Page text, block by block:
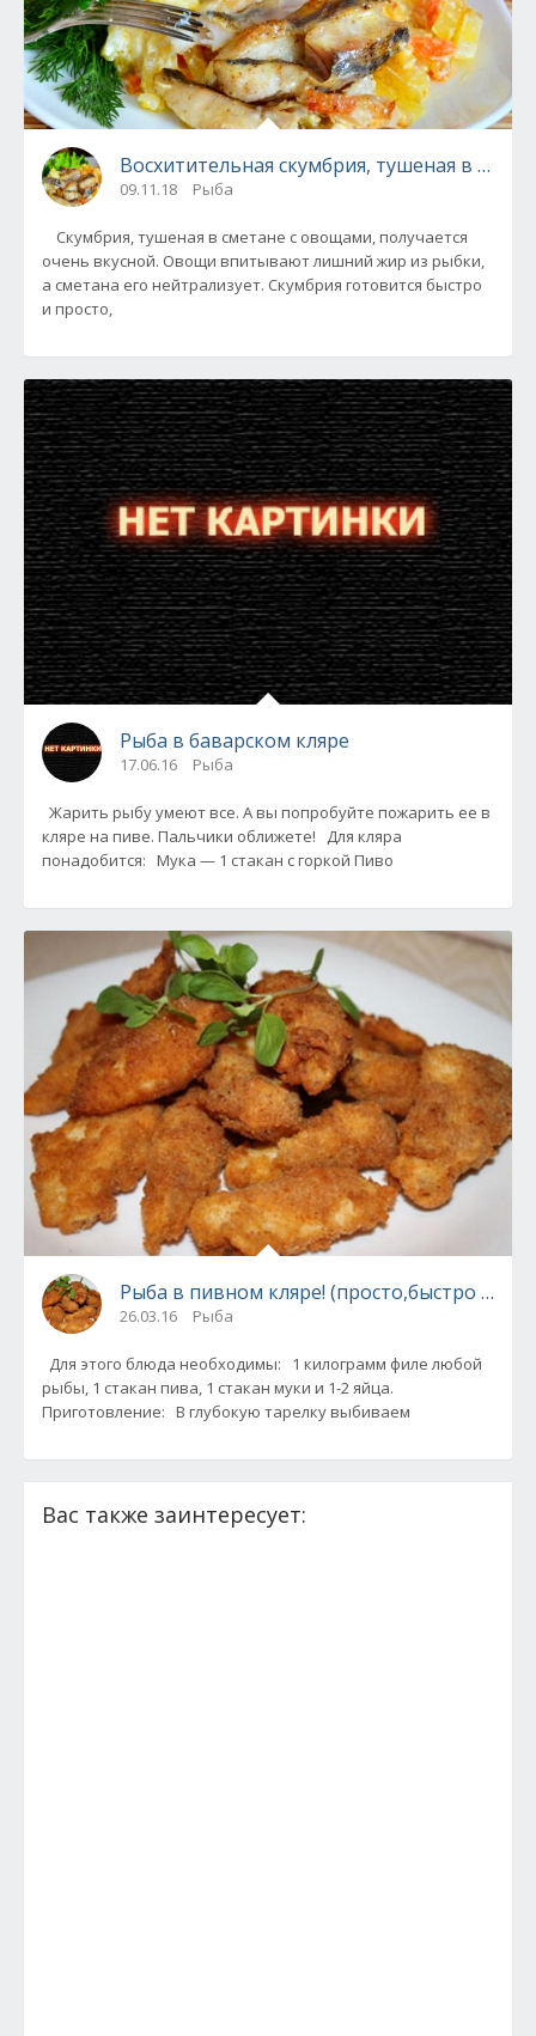
Восхитительная скумбрия, тушеная в
09.11.18 Рыба
Скумбрия, тушеная в сметане с овощами, получается
очень вкусной. Овощи впитывают лишний жир из рыбки,
а сметана его нейтрализует. Скумбрия готовится быстро
и просто,
Рыба в баварском кляре
17.06.16 Рыба
Жарить рыбу умеют все. А вы попробуйте пожарить ее в
кляре на пиве. Пальчики оближете! Для кляра
понадобится: Мука — 1 стакан с горкой Пиво
Рыба в пивном кляре! (просто,быстро и
26.03.16 Рыба
Для этого блюда необходимы: 1 килограмм филе любой
рыбы, 1 стакан пива, 1 стакан муки и 1-2 яйца.
Приготовление: В глубокую тарелку выбиваем
Вас также заинтересует: